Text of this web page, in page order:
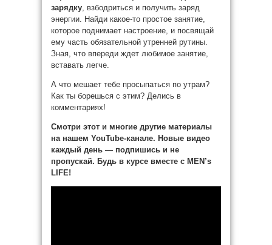
зарядку, взбодриться и получить заряд
энергии. Найди какое-то простое занятие,
которое поднимает настроение, и посвящай
ему часть обязательной утренней рутины.
Зная, что впереди ждет любимое занятие,
вставать легче.
А что мешает тебе просыпаться по утрам?
Как ты борешься с этим? Делись в
комментариях!
Смотри этот и многие другие материалы
на нашем YouTube-канале. Новые видео
каждый день — подпишись и не
пропускай. Будь в курсе вместе с MEN’s
LIFE!